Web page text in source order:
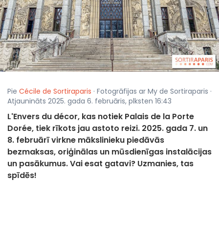
Pie Cécile de Sortiraparis · Fotogrāfijas ar My de Sortiraparis ·
Atjaunināts 2025. gada 6. februāris, plksten 16:43
L'Envers du décor, kas notiek Palais de la Porte
Dorée, tiek rīkots jau astoto reizi. 2025. gada 7. un
8. februārī virkne mākslinieku piedāvās
bezmaksas, oriģinālas un mūsdienīgas instalācijas
un pasākumus. Vai esat gatavi? Uzmanies, tas
spīdēs!